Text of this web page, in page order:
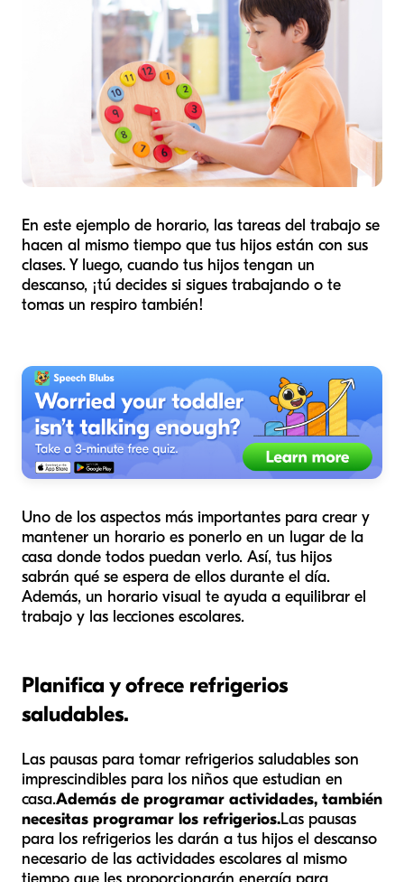
En este ejemplo de horario, las tareas del trabajo se
hacen al mismo tiempo que tus hijos están con sus
clases. Y luego, cuando tus hijos tengan un
descanso, ¡tú decides si sigues trabajando o te
tomas un respiro también!
Uno de los aspectos más importantes para crear y
mantener un horario es ponerlo en un lugar de la
casa donde todos puedan verlo. Así, tus hijos
sabrán qué se espera de ellos durante el día.
Además, un horario visual te ayuda a equilibrar el
trabajo y las lecciones escolares.
Planifica y ofrece refrigerios
saludables.
Las pausas para tomar refrigerios saludables son
imprescindibles para los niños que estudian en
casa.Además de programar actividades, también
necesitas programar los refrigerios.Las pausas
para los refrigerios les darán a tus hijos el descanso
necesario de las actividades escolares al mismo